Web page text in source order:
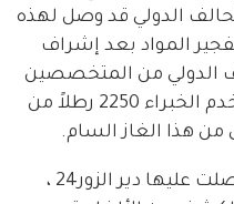
كان التحالف الدولي قد وصل لهذه
، حيث تم تفجير المواد بعد إشراف
الدولي من المتخصصين
بالأسلحة الكيماوية، حيث استخدم الخبراء 2250 رطلاً من
من هذا الغاز السام.
وفي التفاصيل الحصرية التي حصلت عليها دير الزور24 ،